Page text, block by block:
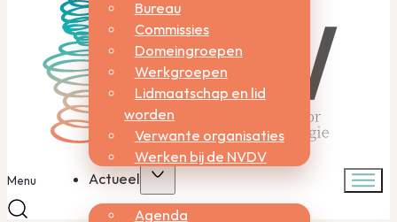
Bureau
Commissies
Domeingroepen
Werkgroepen
Lidmaatschap en lid
worden
Verwante organisaties
Werken bij de NVDV
Actueel
Agenda
Menu